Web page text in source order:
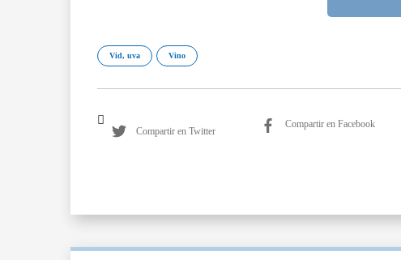
Vid, uva Vino
Compartir en Twitter
Compartir en Facebook